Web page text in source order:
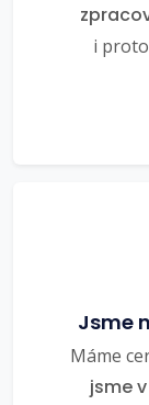
i
Jsme
Máme
jsme